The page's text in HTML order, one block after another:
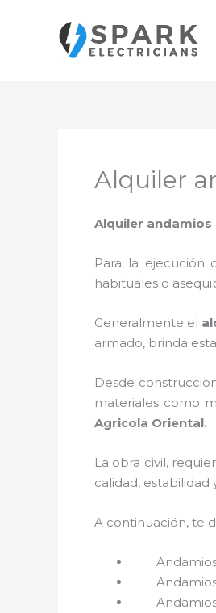
contenido
Alquiler
Alquiler
Para la ejecución
habituales o
Generalmente el
armado, brinda
Desde
materiales como
Agricola Oriental.
La obra civil,
calidad, estabilidad
A continuación, te